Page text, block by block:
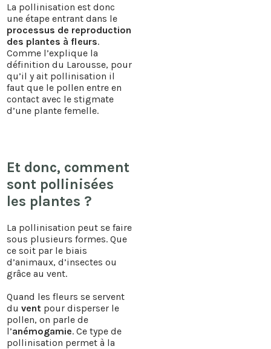
La pollinisation est donc
une étape entrant dans le
processus de reproduction
des plantes à fleurs.
Comme l’explique la
définition du Larousse, pour
qu’il y ait pollinisation il
faut que le pollen entre en
contact avec le stigmate
d’une plante femelle.
Et donc, comment
sont pollinisées
les plantes ?
La pollinisation peut se faire
sous plusieurs formes. Que
ce soit par le biais
d’animaux, d’insectes ou
grâce au vent.
Quand les fleurs se servent
du vent pour disperser le
pollen, on parle de
l’anémogamie. Ce type de
pollinisation permet à la